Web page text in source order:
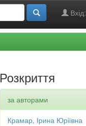
Вхід:
Розкриття
за авторами
Крамар, Ірина Юріївна